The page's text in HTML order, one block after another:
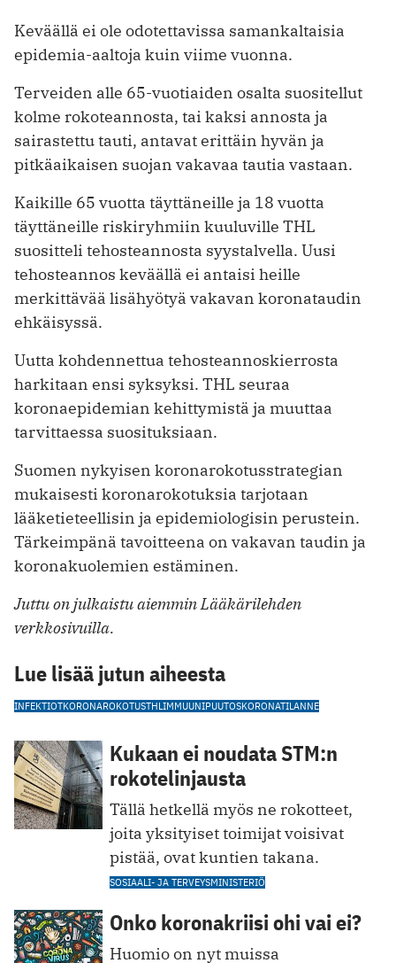
Keväällä ei ole odotettavissa samankaltaisia
epidemia-aaltoja kuin viime vuonna.
Terveiden alle 65-vuotiaiden osalta suositellut
kolme rokoteannosta, tai kaksi annosta ja
sairastettu tauti, antavat erittäin hyvän ja
pitkäaikaisen suojan vakavaa tautia vastaan.
Kaikille 65 vuotta täyttäneille ja 18 vuotta
täyttäneille riskiryhmiin kuuluville THL
suositteli tehosteannosta syystalvella. Uusi
tehosteannos keväällä ei antaisi heille
merkittävää lisähyötyä vakavan koronataudin
ehkäisyssä.
Uutta kohdennettua tehosteannoskierrosta
harkitaan ensi syksyksi. THL seuraa
koronaepidemian kehittymistä ja muuttaa
tarvittaessa suosituksiaan.
Suomen nykyisen koronarokotusstrategian
mukaisesti koronarokotuksia tarjotaan
lääketieteellisin ja epidemiologisin perustein.
Tärkeimpänä tavoitteena on vakavan taudin ja
koronakuolemien estäminen.
Juttu on julkaistu aiemmin Lääkärilehden
verkkosivuilla.
Lue lisää jutun aiheesta
INFEKTIOTKORONAROKOTUSTHL IMMUUNIPUUTOSKORONATILANNE
Kukaan ei noudata STM:n
rokotelinjausta
Tällä hetkellä myös ne rokotteet,
joita yksityiset toimijat voisivat
pistää, ovat kuntien takana.
SOSIAALI- JA TERVEYSMINISTERIÖ
Onko koronakriisi ohi vai ei?
Huomio on nyt muissa